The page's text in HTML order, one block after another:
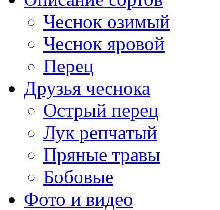
Чеснок озимый
Чеснок яровой
Перец
Друзья чеснока
Острый перец
Лук репчатый
Пряные травы
Бобовые
Фото и видео